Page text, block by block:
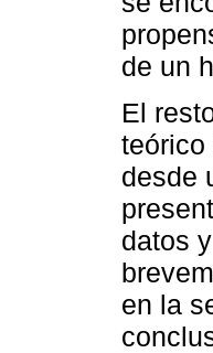
de un
El
teórico
desde
datos
en la